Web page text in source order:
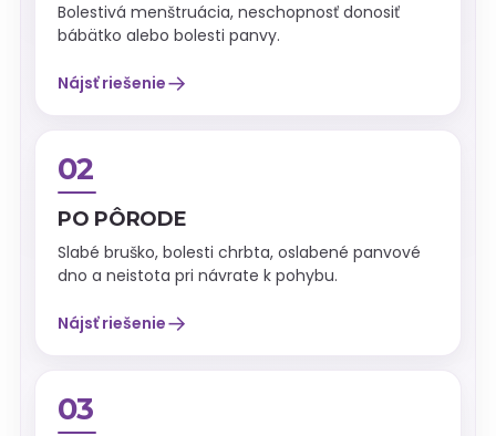
Bolestivá menštruácia, neschopnosť donosiť
bábätko alebo bolesti panvy.
Nájsť riešenie→
02
PO PÔRODE
Slabé bruško, bolesti chrbta, oslabené panvové
dno a neistota pri návrate k pohybu.
Nájsť riešenie→
03